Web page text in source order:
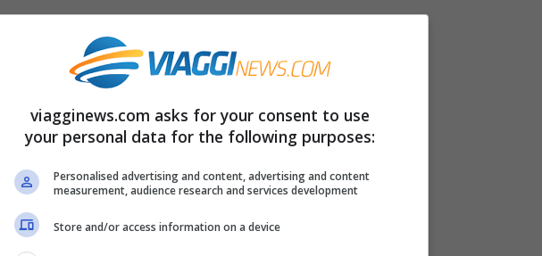
di caldo africano facevano seguito
alle fiammate faranno seguito periodi
di tempo perturbato.
calda del 2017
caldi di luglio, agosto e settembre
viagginews.com asks for your consent to use
your personal data for the following purposes:
Personalised advertising and content, advertising and content
measurement, audience research and services development
Store and/or access information on a device